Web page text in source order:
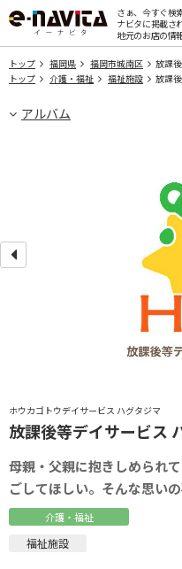
さぁ、今すぐ検
ナビタに掲載さ
地元のお店の情
トップ 福岡県 福岡市城南区
放課
トップ
介護・福祉 福祉施設 放課
アルバム
ホウカゴトウデイサービス ハグタジマ
放課後等デイサービス
母親・父親に抱きしめられ
ごしてほしい。そんな思い
介護・福祉
福祉施設